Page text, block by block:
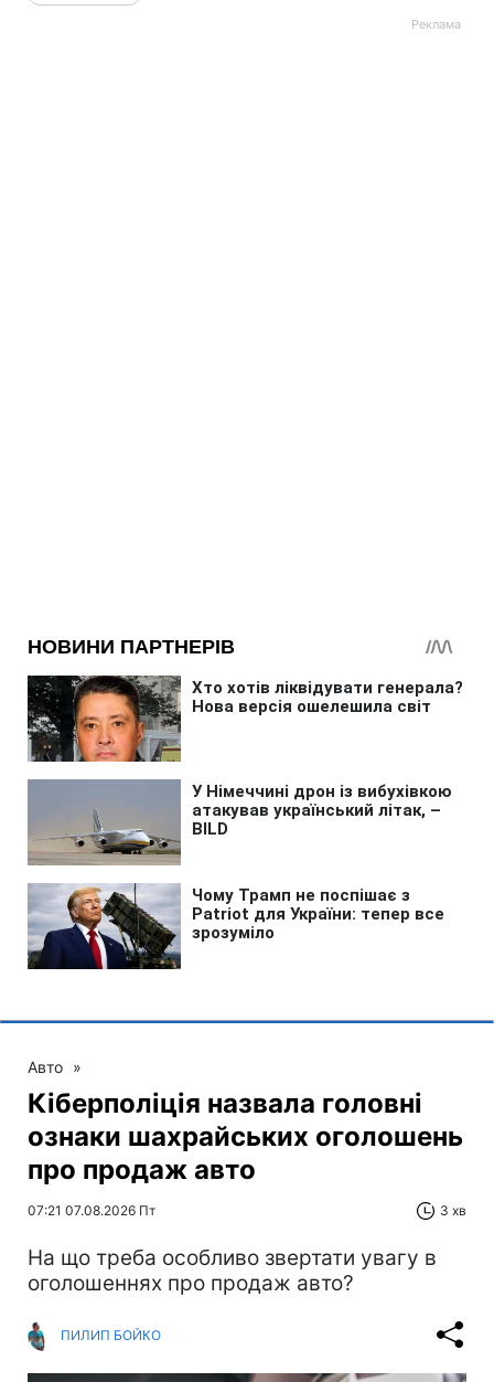
Авто »
Кіберполіція назвала головні
ознаки шахрайських оголошень
про продаж авто
07:21 07.08.2026 Пт 3 хв
На що треба особливо звертати увагу в
оголошеннях про продаж авто?
ПИЛИП БОЙКО